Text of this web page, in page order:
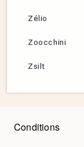
Zélio
Zoocchini
Zsilt
Conditions